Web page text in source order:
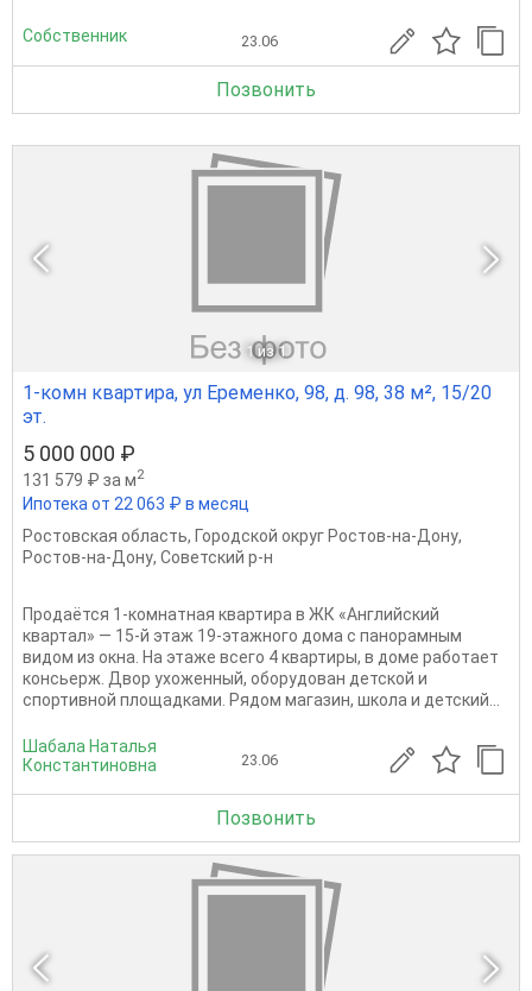
Собственник 23.06
Позвонить
1 из 1
1-комн квартира, ул Еременко, 98, д. 98, 38 м², 15/20
эт.
5 000 000 ₽
131 579 ₽ за м2
Ипотека от 22 063 ₽ в месяц
Ростовская область, Городской округ Ростов-на-Дону,
Ростов-на-Дону, Советский р-н
Продаётся 1-комнатная квартира в ЖК «Английский
квартал» — 15-й этаж 19-этажного дома с панорамным
видом из окна. На этаже всего 4 квартиры, в доме работает
консьерж. Двор ухоженный, оборудован детской и
спортивной площадками. Рядом магазин, школа и детский...
Шабала Наталья
Константиновна
23.06
Позвонить